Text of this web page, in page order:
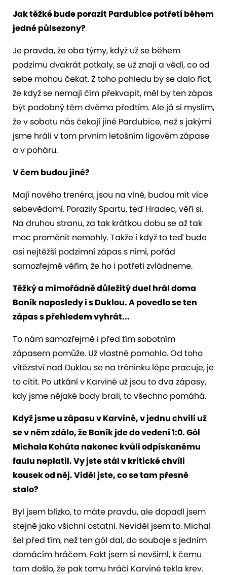
Jak těžké bude porazit Pardubice potřetí během
jedné půlsezony?
Je pravda, že oba týmy, když už se během
podzimu dvakrát potkaly, se už znají a vědí, co od
sebe mohou čekat. Z toho pohledu by se dalo říct,
že když se nemají čím překvapit, měl by ten zápas
být podobný těm dvěma předtím. Ale já si myslím,
že v sobotu nás čekají jiné Pardubice, než s jakými
jsme hráli v tom prvním letošním ligovém zápase
a v poháru.
V čem budou jiné?
Mají nového trenéra, jsou na vlně, budou mít více
sebevědomí. Porazily Spartu, teď Hradec, věří si.
Na druhou stranu, za tak krátkou dobu se až tak
moc proměnit nemohly. Takže i když to teď bude
asi nejtěžší podzimní zápas s nimi, pořád
samozřejmě věřím, že ho i potřetí zvládneme.
Těžký a mimořádně důležitý duel hrál doma
Baník naposledy i s Duklou. A povedlo se ten
zápas s přehledem vyhrát...
To nám samozřejmě i před tím sobotním
zápasem pomůže. Už vlastně pomohlo. Od toho
vítězství nad Duklou se na tréninku lépe pracuje, je
to cítit. Po utkání v Karviné už jsou to dva zápasy,
kdy jsme nějaké body brali, to všechno pomáhá.
Když jsme u zápasu v Karviné, v jednu chvíli už
se v něm zdálo, že Baník jde do vedení 1:0. Gól
Michala Kohúta nakonec kvůli odpískanému
faulu neplatil. Vy jste stál v kritické chvíli
kousek od něj. Viděl jste, co se tam přesně
stalo?
Byl jsem blízko, to máte pravdu, ale dopadl jsem
stejně jako všichni ostatní. Neviděl jsem to. Michal
šel před tím, než ten gól dal, do souboje s jedním
domácím hráčem. Fakt jsem si nevšiml, k čemu
tam došlo, že pak tomu hráči Karviné tekla krev.